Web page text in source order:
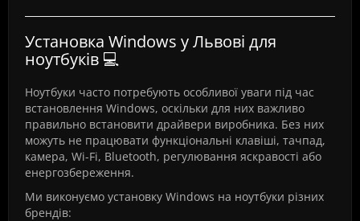
Установка Windows у Львові для
ноутбуків 💻
Ноутбуки часто потребують особливої уваги під час
встановлення Windows, оскільки для них важливо
правильно встановити драйвери виробника. Без них
можуть не працювати функціональні клавіші, тачпад,
камера, Wi-Fi, Bluetooth, регулювання яскравості або
енергозбереження.
Ми виконуємо установку Windows на ноутбуки різних
брендів: